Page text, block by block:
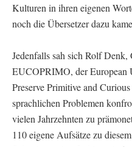
Kulturen in ihren eigenen
noch die Übersetzer dazu
Jedenfalls sah sich Rolf
EUCOPRIMO, der European
Preserve Primitive and
sprachlichen Problemen
vielen Jahrzehnten zu
110 eigene Aufsätze zu